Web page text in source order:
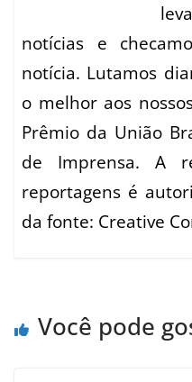
notícias e
notícia. Lutamos
o melhor aos
Prêmio da União
de Imprensa. A
reportagens é
da fonte: Creative
Você pode